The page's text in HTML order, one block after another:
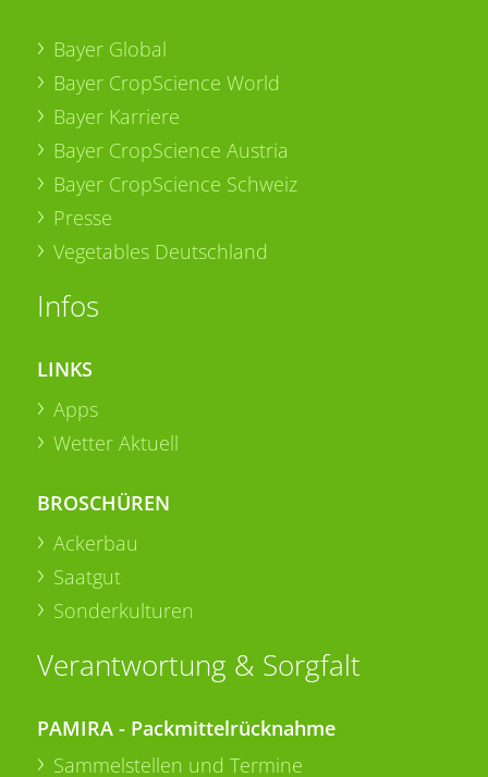
Bayer Global
Bayer CropScience World
Bayer Karriere
Bayer CropScience Austria
Bayer CropScience Schweiz
Presse
Vegetables Deutschland
Infos
LINKS
Apps
Wetter Aktuell
BROSCHÜREN
Ackerbau
Saatgut
Sonderkulturen
Verantwortung & Sorgfalt
PAMIRA - Packmittelrücknahme
Sammelstellen und Termine